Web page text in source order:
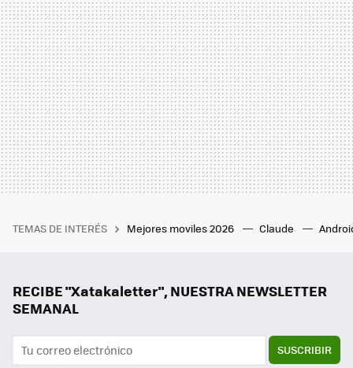
TEMAS DE INTERÉS Mejores moviles 2026 Claude
RECIBE "Xatakaletter", NUESTRA NEWSLETTER
SEMANAL
SUSCRIBIR